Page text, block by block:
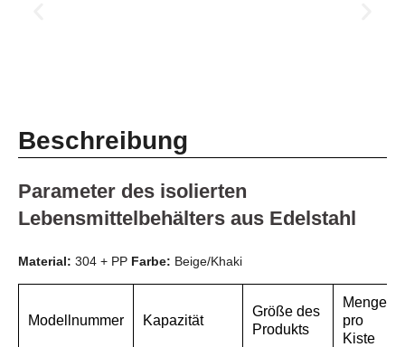
Beschreibung
Parameter des isolierten
Lebensmittelbehälters aus Edelstahl
Material: 304 + PP Farbe: Beige/Khaki
Modellnummer Kapazität
Größe des
Produkts
Menge
pro
Kiste